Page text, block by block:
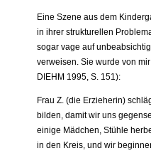
Eine Szene aus dem
in ihrer strukturellen
sogar vage auf
verweisen. Sie wurde von
DIEHM 1995, S. 151):
Frau Z. (die Erzieherin)
bilden, damit wir uns
einige Mädchen, Stühle
in den Kreis, und wir